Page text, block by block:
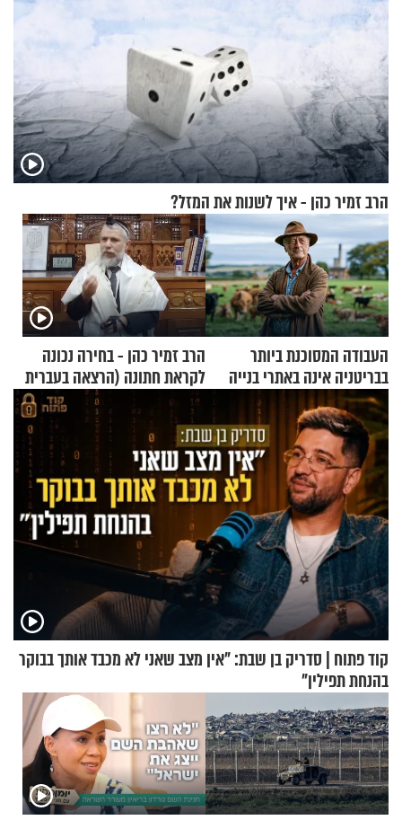
הרב זמיר כהן - איך לשנות את המזל?
העבודה המסוכנת ביותר
בבריטניה אינה באתרי בנייה
אלא דווקא בשדות
הרב זמיר כהן - בחירה נכונה
לקראת חתונה (הרצאה בעברית
+ צרפתית)
קוד פתוח | סדריק בן שבת: "אין מצב שאני לא מכבד אותך בבוקר
בהנחת תפילין"